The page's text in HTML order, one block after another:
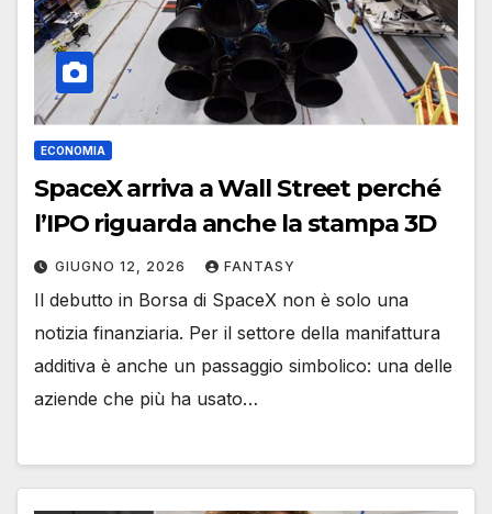
ECONOMIA
SpaceX arriva a Wall Street perché
l’IPO riguarda anche la stampa 3D
GIUGNO 12, 2026 FANTASY
Il debutto in Borsa di SpaceX non è solo una
notizia finanziaria. Per il settore della manifattura
additiva è anche un passaggio simbolico: una delle
aziende che più ha usato…